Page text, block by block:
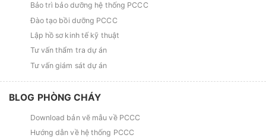
Bảo trì bảo dưỡng hệ thống PCCC
Đào tạo bồi dưỡng PCCC
Lập hồ sơ kinh tế kỹ thuật
Tư vấn thẩm tra dự án
Tư vấn giám sát dự án
BLOG PHÒNG CHÁY
Download bản vẽ mẫu về PCCC
Hướng dẫn về hệ thống PCCC